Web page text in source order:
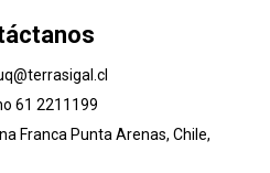
61 2211199
Franca Punta Arenas, Chile,